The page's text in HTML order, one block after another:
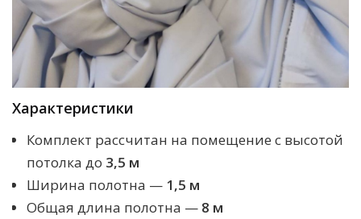
Характеристики
Комплект рассчитан на помещение с высотой
потолка до 3,5 м
Ширина полотна — 1,5 м
Общая длина полотна — 8 м